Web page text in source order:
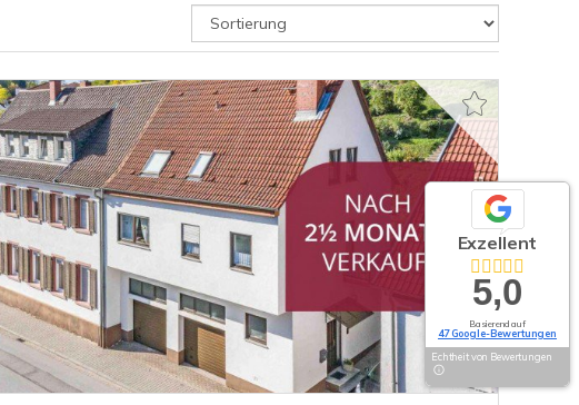
Exzellent
5,0
Basierend auf
47 Google-Bewertungen
Echtheit von Bewertungen